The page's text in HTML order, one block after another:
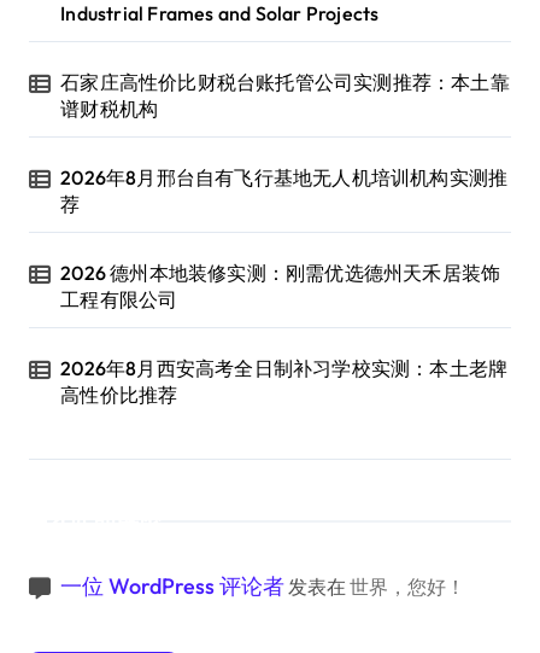
Industrial Frames and Solar Projects
石家庄高性价比财税台账托管公司实测推荐：本土靠
谱财税机构
2026年8月邢台自有飞行基地无人机培训机构实测推
荐
2026 德州本地装修实测：刚需优选德州天禾居装饰
工程有限公司
2026年8月西安高考全日制补习学校实测：本土老牌
高性价比推荐
一位 WordPress 评论者发表在 世界，您好！